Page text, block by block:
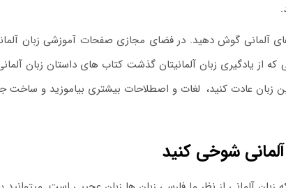
آلمانی گوش دهید. در فضای مجازی صفحات آموزشی زبان
که از یادگیری زبان آلمانیتان گذشت کتاب های داستان زبان
زبان عادت کنید، لغات و اصطلاحات بیشتری بیاموزید و ساخت
آلمانی شوخی کنید